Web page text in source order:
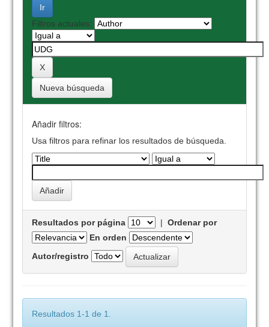
Filtros actuales:
Nueva búsqueda
Añadir filtros:
Usa filtros para refinar los resultados de búsqueda.
Resultados por página |Ordenar por
En orden
Autor/registro
Resultados 1-1 de 1.